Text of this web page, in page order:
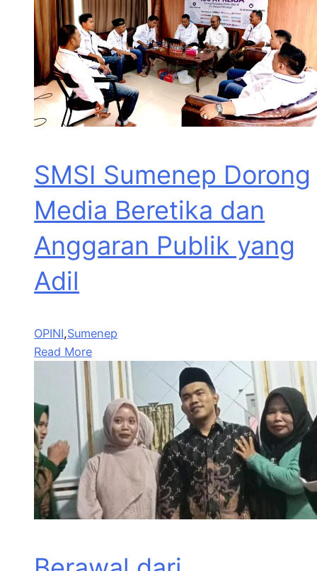
SMSI Sumenep Dorong
Media Beretika dan
Anggaran Publik yang
Adil
OPINI,Sumenep
Read More